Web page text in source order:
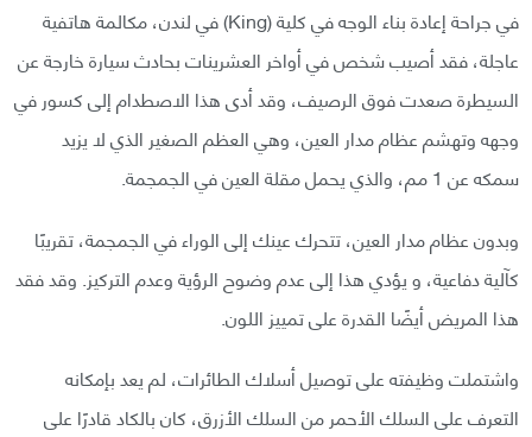
في جراحة إعادة بناء الوجه في كلية (King) في لندن، مكالمة هاتفية
عاجلة، فقد أصيب شخص في أواخر العشرينات بحادث سيارة خارجة عن
السيطرة صعدت فوق الرصيف، وقد أدى هذا الاصطدام إلى كسور في
وجهه وتهشم عظام مدار العين، وهي العظم الصغير الذي لا يزيد
سمكه عن 1 مم، والذي يحمل مقلة العين في الجمجمة.
وبدون عظام مدار العين، تتحرك عينك إلى الوراء في الجمجمة، تقريبًا
كآلية دفاعية، و يؤدي هذا إلى عدم وضوح الرؤية وعدم التركيز. وقد فقد
هذا المريض أيضًا القدرة على تمييز اللون.
واشتملت وظيفته على توصيل أسلاك الطائرات، لم يعد بإمكانه
التعرف على السلك الأحمر من السلك الأزرق، كان بالكاد قادرًا على